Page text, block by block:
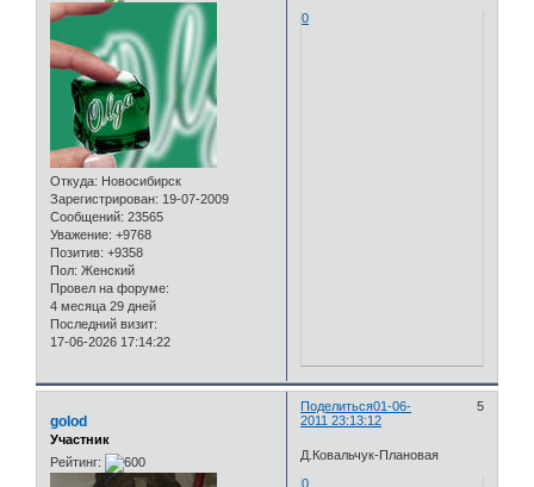
Откуда: Новосибирск
Зарегистрирован: 19-07-2009
Сообщений: 23565
Уважение: +9768
Позитив: +9358
Пол: Женский
Провел на форуме:
4 месяца 29 дней
Последний визит:
17-06-2026 17:14:22
0
Поделиться 5
01-06-
2011 23:13:12
golod
Участник
Рейтинг:
Д.Ковальчук-Плановая
0